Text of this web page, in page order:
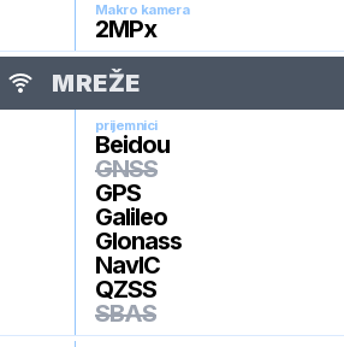
Makro kamera
2MPx
MREŽE
prijemnici
Beidou
GNSS
GPS
Galileo
Glonass
NavIC
QZSS
SBAS